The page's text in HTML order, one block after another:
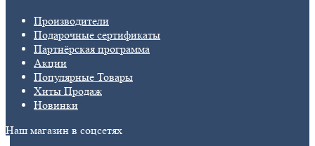
Производители
Подарочные сертификаты
Партнёрская программа
Акции
Популярные Товары
Хиты Продаж
Новинки
Наш магазин в соцсетях